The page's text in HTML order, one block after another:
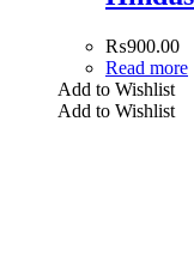
₨900.00
Read more
Add to Wishlist
Add to Wishlist